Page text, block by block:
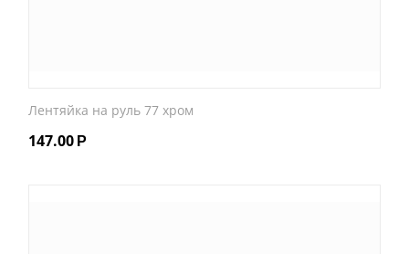
Лентяйка на руль 77 хром
147.00 Р